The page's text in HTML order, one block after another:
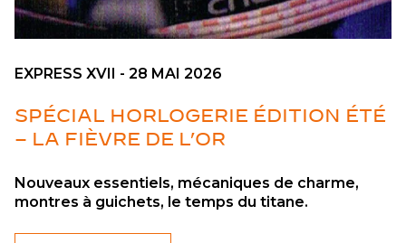
EXPRESS XVII - 28 MAI 2026
SPÉCIAL HORLOGERIE ÉDITION ÉTÉ
– LA FIÈVRE DE L’OR
Nouveaux essentiels, mécaniques de charme,
montres à guichets, le temps du titane.